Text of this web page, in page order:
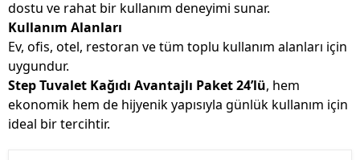
dostu ve rahat bir kullanım deneyimi sunar.
Kullanım Alanları
Ev, ofis, otel, restoran ve tüm toplu kullanım alanları için
uygundur.
Step Tuvalet Kağıdı Avantajlı Paket 24’lü, hem
ekonomik hem de hijyenik yapısıyla günlük kullanım için
ideal bir tercihtir.